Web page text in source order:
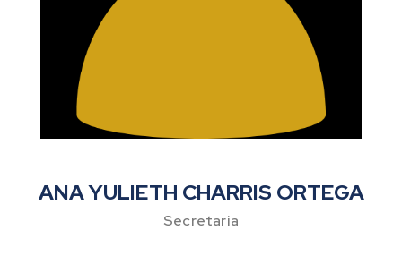
ANA YULIETH CHARRIS ORTEGA
Secretaria